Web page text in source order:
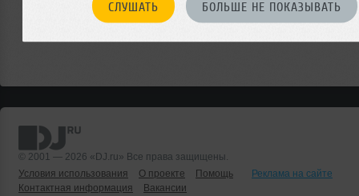
СЛУШАТЬ БОЛЬШЕ НЕ ПОКАЗЫВАТЬ
© 2001 — 2026 «DJ.ru» Все права защищены.
Условия использования
О проекте Помощь
Реклама на сайте
Контактная информация
Вакансии